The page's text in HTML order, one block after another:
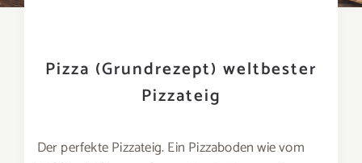
Pizza (Grundrezept) weltbester
Pizzateig
Der perfekte Pizzateig. Ein Pizzaboden wie vom